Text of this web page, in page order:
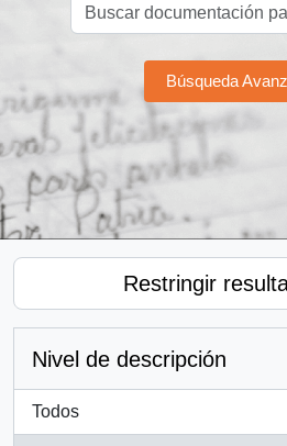
Búsqueda
Restringir
Nivel de descripción
Todos